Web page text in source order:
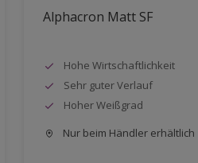
Alphacron Matt SF
Hohe Wirtschaftlichkeit
Sehr guter Verlauf
Hoher Weißgrad
Nur beim Händler erhältlich